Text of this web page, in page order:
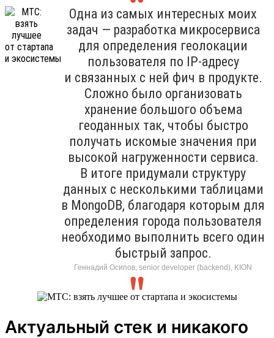
Одна из самых интересных моих
задач — разработка микросервиса
для определения геолокации
пользователя по IP-адресу
и связанных с ней фич в продукте.
Сложно было организовать
хранение большого объема
геоданных так, чтобы быстро
получать искомые значения при
высокой нагруженности сервиса.
В итоге придумали структуру
данных с несколькими таблицами
в MongoDB, благодаря которым для
определения города пользователя
необходимо выполнить всего один
быстрый запрос.
Геннадий Осипов, senior developer (backend), KION
Актуальный стек и никакого